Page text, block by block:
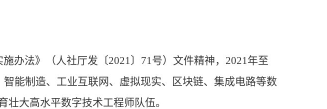
办法》（人社厅发〔2021〕71号）文件精神，2021年至
能制造、工业互联网、虚拟现实、区块链、集成电路等数
大高水平数字技术工程师队伍。